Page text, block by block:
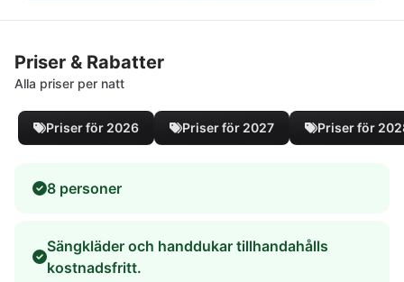
Priser & Rabatter
Alla priser per natt
Priser för 2026 Priser för 2027 Priser för
8 personer
Sängkläder och handdukar tillhandahålls
kostnadsfritt.